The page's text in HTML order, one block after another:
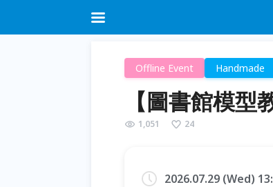
Offline Event Handmade
【圖書館模
1,051 24
2026.07.29 (Wed)